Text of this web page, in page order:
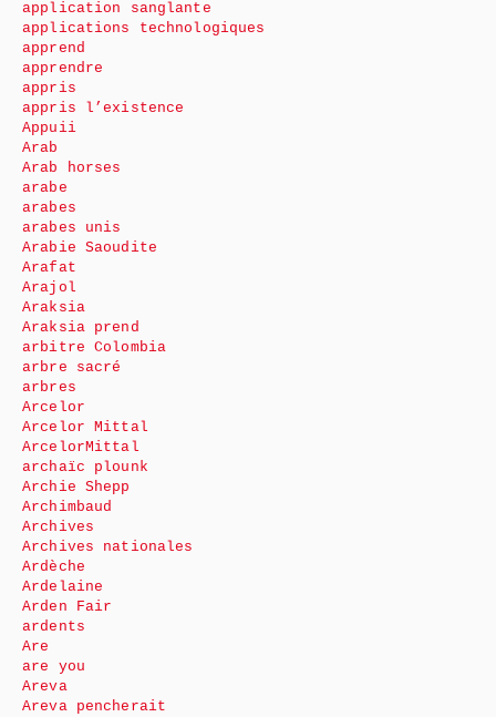
application sanglante
applications technologiques
apprend
apprendre
appris
appris l’existence
Appuii
Arab
Arab horses
arabe
arabes
arabes unis
Arabie Saoudite
Arafat
Arajol
Araksia
Araksia prend
arbitre Colombia
arbre sacré
arbres
Arcelor
Arcelor Mittal
ArcelorMittal
archaïc plounk
Archie Shepp
Archimbaud
Archives
Archives nationales
Ardèche
Ardelaine
Arden Fair
ardents
Are
are you
Areva
Areva pencherait